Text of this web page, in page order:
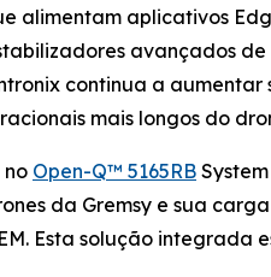
alimentam aplicativos
avançados
continua a
mais longos do
no Open-Q™ 5165RB
da Gremsy e sua
Esta solução integrada